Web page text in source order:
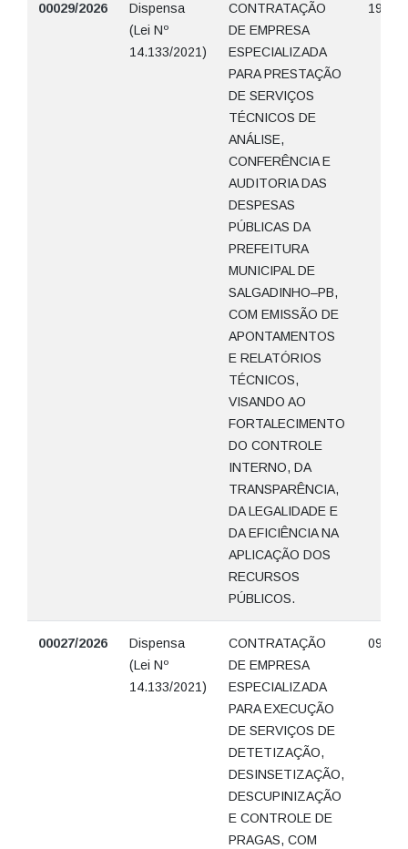
00029/2026
Dispensa
(Lei Nº
14.133/2021)
CONTRATAÇÃO
DE EMPRESA
ESPECIALIZADA
PARA PRESTAÇÃO
DE SERVIÇOS
TÉCNICOS DE
ANÁLISE,
CONFERÊNCIA E
AUDITORIA DAS
DESPESAS
PÚBLICAS DA
PREFEITURA
MUNICIPAL DE
SALGADINHO–PB,
COM EMISSÃO DE
APONTAMENTOS
E RELATÓRIOS
TÉCNICOS,
VISANDO AO
FORTALECIMENTO
DO CONTROLE
INTERNO, DA
TRANSPARÊNCIA,
DA LEGALIDADE E
DA EFICIÊNCIA NA
APLICAÇÃO DOS
RECURSOS
PÚBLICOS.
19/06/
00027/2026
Dispensa
(Lei Nº
14.133/2021)
CONTRATAÇÃO
DE EMPRESA
ESPECIALIZADA
PARA EXECUÇÃO
DE SERVIÇOS DE
DETETIZAÇÃO,
DESINSETIZAÇÃO,
DESCUPINIZAÇÃO
E CONTROLE DE
PRAGAS, COM
09/06/